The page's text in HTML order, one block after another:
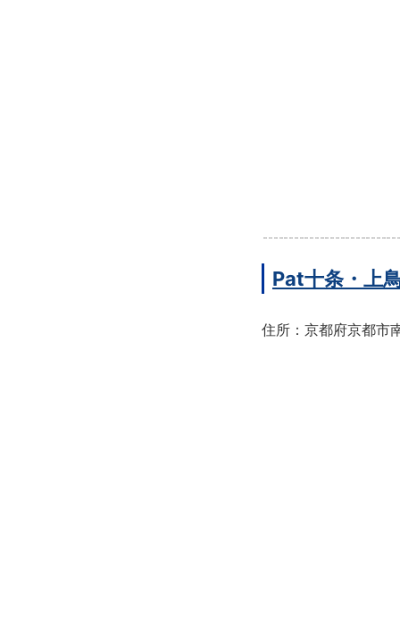
Pat十条・上
住所：京都府京都市